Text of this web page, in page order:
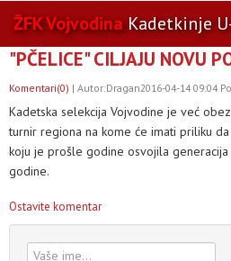
ŽFK VojvodinaKadetkinje
AKTIVNOSTI
TIM
TAKMIČENJA
KLUB
OSTALE SELEKCIJE
OSTALO
"PČELICE" CILJAJU NOVU
Komentari(0) | Autor:Dragan2016-04-14 09:04
Kadetska selekcija Vojvodine je već
turnir regiona na kome će imati priliku
koju je prošle godine osvojila
godine.
Ostavite komentar